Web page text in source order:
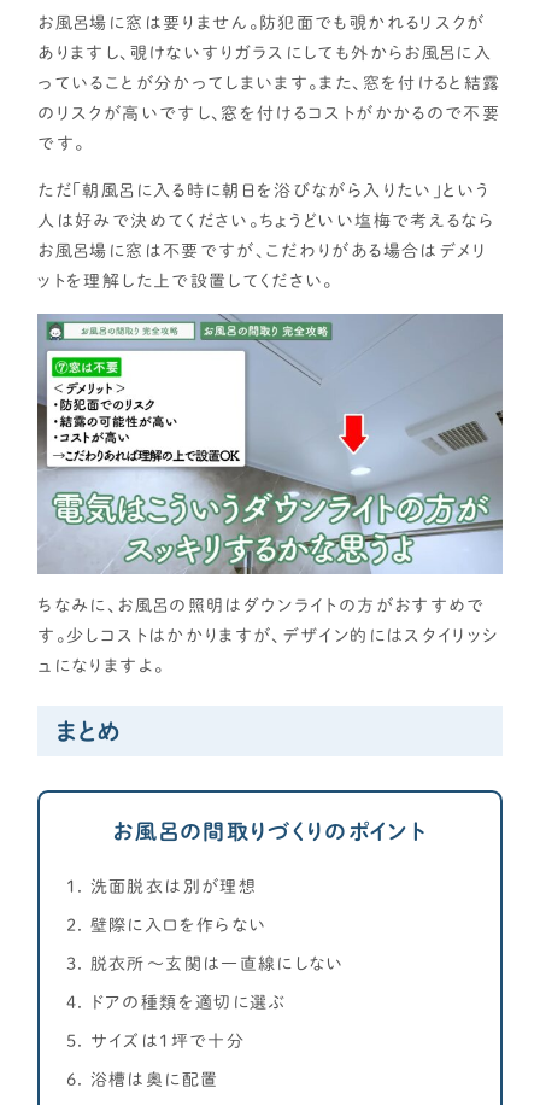
お風呂場に窓は要りません。防犯面でも覗かれるリスクが
ありますし、覗けないすりガラスにしても外からお風呂に入
っていることが分かってしまいます。また、窓を付けると結露
のリスクが高いですし、窓を付けるコストがかかるので不要
です。
ただ「朝風呂に入る時に朝日を浴びながら入りたい」という
人は好みで決めてください。ちょうどいい塩梅で考えるなら
お風呂場に窓は不要ですが、こだわりがある場合はデメリ
ットを理解した上で設置してください。
ちなみに、お風呂の照明はダウンライトの方がおすすめで
す。少しコストはかかりますが、デザイン的にはスタイリッシ
ュになりますよ。
まとめ
お風呂の間取りづくりのポイント
洗面脱衣は別が理想
壁際に入口を作らない
脱衣所～玄関は一直線にしない
ドアの種類を適切に選ぶ
サイズは1坪で十分
浴槽は奥に配置